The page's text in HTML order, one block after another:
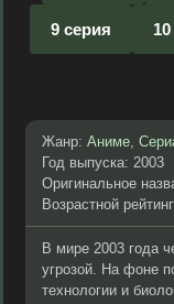
9 серия
Жанр: Аниме,
Год выпуска: 2003
Оригинальное
Возрастной
В мире 2003 года
угрозой. На фоне
технологии и